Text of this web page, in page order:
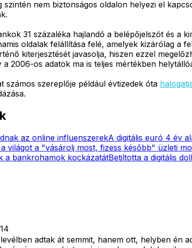
nem biztonságos oldalon helyezi el
31 százaléka hajlandó a belépőjelszót és a
oldalak felállítása felé, amelyek kizárólag a
kiterjesztését javasolja, hiszen ezzel
2006-os adatok ma is teljes mértékben
számos szereplője például évtizedek óta
az online influenszerekA digitális euró 4 év
világot a "vásárolj most, fizess később" üzleti
a bankrohamok kockázatátBetiltotta a digitális
14
adtak át semmit, hanem ott, helyben én